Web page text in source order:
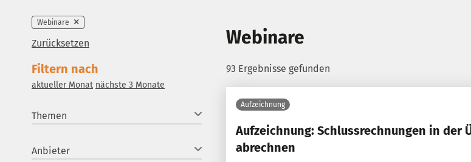
Webinare
Zurücksetzen
Filtern nach
aktueller Monat nächste 3 Monate
Themen
Anbieter
Webinare
93 Ergebnisse gefunden
Aufzeichnung
Aufzeichnung: Schlussrechnungen in der
abrechnen